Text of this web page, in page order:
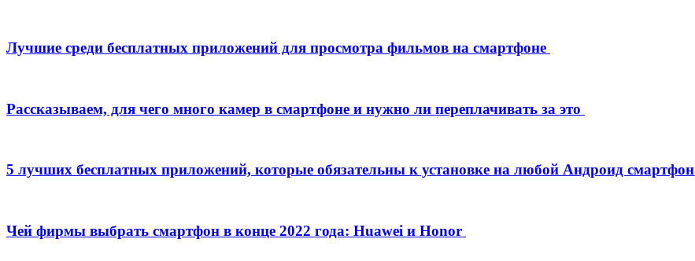
Лучшие среди бесплатных приложений для просмотра фильмов на смартфоне
Рассказываем, для чего много камер в смартфоне и нужно ли переплачивать за это
5 лучших бесплатных приложений, которые обязательны к установке на любой Андроид смартфон
Чей фирмы выбрать смартфон в конце 2022 года: Huawei и Honor